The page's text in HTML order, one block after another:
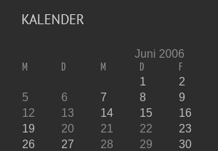
KALENDER
Juni 2006
M D M D F
1 2
5
6 7 8 9
12
13 14 15 16
19
20 21 22 23
26
27 28 29
30